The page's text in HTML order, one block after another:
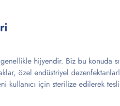
hijyendir. Biz bu konuda
özel endüstriyel
kullanıcı için sterilize edilerek